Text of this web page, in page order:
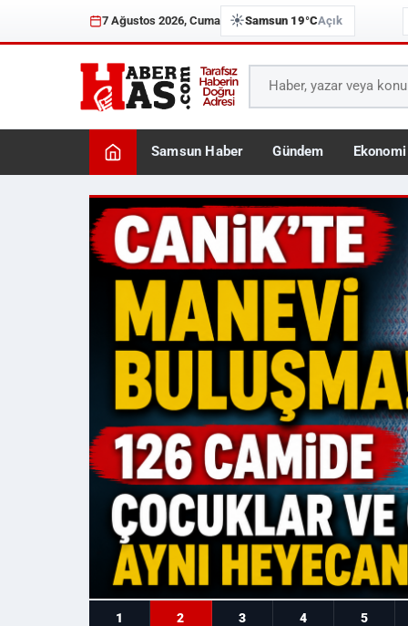
7 Ağustos 2026, Cuma ☀️Samsun 19°CAçık
Samsun Haber Gündem Ekonomi
Haberhas — Samsun
1 2 3 4 5